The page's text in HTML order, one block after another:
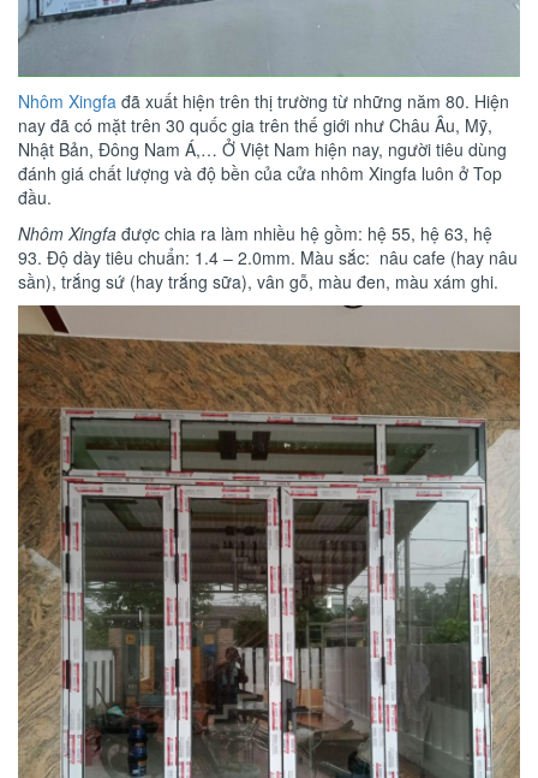
Nhôm Xingfa đã xuất hiện trên thị trường từ những năm 80. Hiện
nay đã có mặt trên 30 quốc gia trên thế giới như Châu Âu, Mỹ,
Nhật Bản, Đông Nam Á,… Ở Việt Nam hiện nay, người tiêu dùng
đánh giá chất lượng và độ bền của cửa nhôm Xingfa luôn ở Top
đầu.
Nhôm Xingfa được chia ra làm nhiều hệ gồm: hệ 55, hệ 63, hệ
93. Độ dày tiêu chuẩn: 1.4 – 2.0mm. Màu sắc: nâu cafe (hay nâu
sần), trắng sứ (hay trắng sữa), vân gỗ, màu đen, màu xám ghi.